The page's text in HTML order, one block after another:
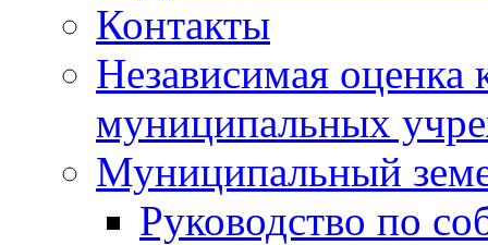
Контакты
Независимая оценка
муниципальных
Муниципальный
Руководство по